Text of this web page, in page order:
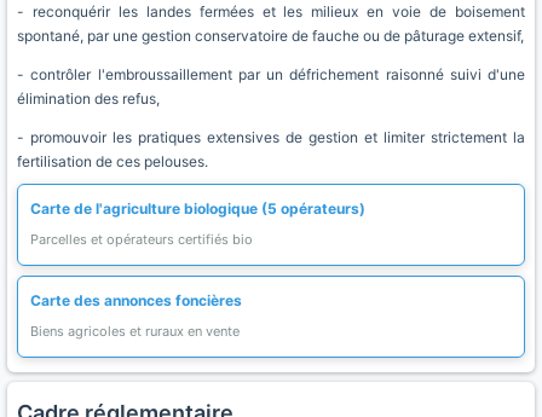
- reconquérir les landes fermées et les milieux en voie de boisement
spontané, par une gestion conservatoire de fauche ou de pâturage extensif,
- contrôler l'embroussaillement par un défrichement raisonné suivi d'une
élimination des refus,
- promouvoir les pratiques extensives de gestion et limiter strictement la
fertilisation de ces pelouses.
Carte de l'agriculture biologique (5 opérateurs)
Parcelles et opérateurs certifiés bio
Carte des annonces foncières
Biens agricoles et ruraux en vente